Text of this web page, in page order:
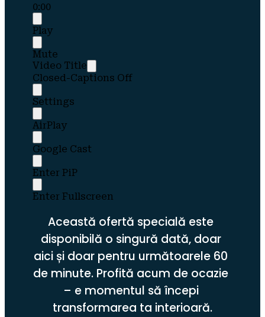
0:00
Play
Mute
Video Title
Closed-Captions Off
Settings
AirPlay
Google Cast
Enter PiP
Enter Fullscreen
Această ofertă specială este
disponibilă o singură dată, doar
aici și doar pentru următoarele 60
de minute. Profită acum de ocazie
– e momentul să începi
transformarea ta interioară.